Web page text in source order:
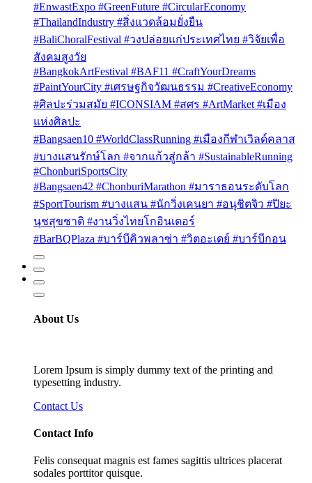
#EnwastExpo #GreenFuture #CircularEconomy
#ThailandIndustry #สิ่งแวดล้อมยั่งยืน
#BaliChoralFestival #วงปล่อยแก่ประเทศไทย #วิจัยเพื่อ
สังคมสูงวัย
#BangkokArtFestival #BAF11 #CraftYourDreams
#PaintYourCity #เศรษฐกิจวัฒนธรรม #CreativeEconomy
#ศิลปะร่วมสมัย #ICONSIAM #สศร #ArtMarket #เมือง
แห่งศิลปะ
#Bangsaen10 #WorldClassRunning #เมืองกีฬาเวิลด์คลาส
#บางแสนรักษ์โลก #จากแก้วสู่กล้า #SustainableRunning
#ChonburiSportsCity
#Bangsaen42 #ChonburiMarathon #มาราธอนระดับโลก
#SportTourism #บางแสน #นักวิ่งเคนยา #อนุชิตจิว #ปิยะ
นุชสุขชาติ #งานวิ่งไทยโกอินเตอร์
#BarBQPlaza #บาร์บีคิวพลาซ่า #วิตอะเดย์ #บาร์บีกอน
About Us
Lorem Ipsum is simply dummy text of the printing and
typesetting industry.
Contact Us
Contact Info
Felis consequat magnis est fames sagittis ultrices placerat
sodales porttitor quisque.